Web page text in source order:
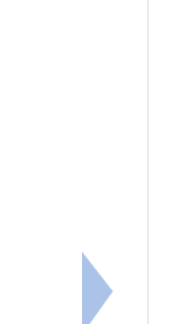
育機構名單1份
下一筆：